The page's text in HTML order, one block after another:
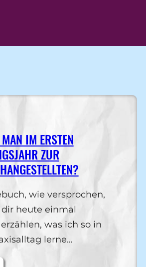
IM ERSTEN
ZUR
wie versprochen,
heute einmal
was ich so in
lerne…